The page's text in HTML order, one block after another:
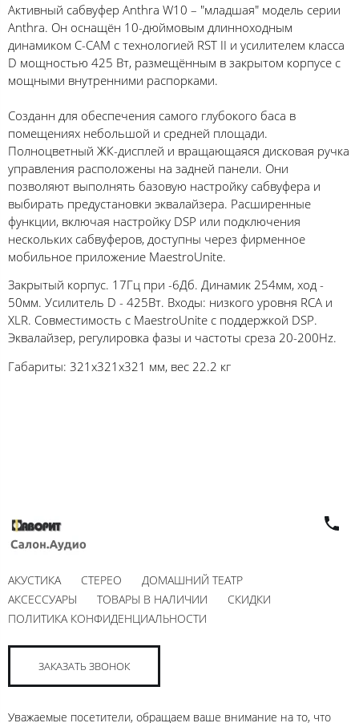
Активный сабвуфер Anthra W10 – "младшая" модель серии
Anthra. Он оснащён 10-дюймовым длинноходным
динамиком C-CAM с технологией RST II и усилителем класса
D мощностью 425 Вт, размещённым в закрытом корпусе с
мощными внутренними распорками.
Созданн для обеспечения самого глубокого баса в
помещениях небольшой и средней площади.
Полноцветный ЖК-дисплей и вращающаяся дисковая ручка
управления расположены на задней панели. Они
позволяют выполнять базовую настройку сабвуфера и
выбирать предустановки эквалайзера. Расширенные
функции, включая настройку DSP или подключения
нескольких сабвуферов, доступны через фирменное
мобильное приложение MaestroUnite.
Закрытый корпус. 17Гц при -6Дб. Динамик 254мм, ход -
50мм. Усилитель D - 425Вт. Входы: низкого уровня RCA и
XLR. Совместимость с MaestroUnite с поддержкой DSP.
Эквалайзер, регулировка фазы и частоты среза 20-200Hz.
Габариты: 321х321х321 мм, вес 22.2 кг
АКУСТИКА СТЕРЕО
ДОМАШНИЙ ТЕАТР
АКСЕССУАРЫ
ТОВАРЫ В НАЛИЧИИ
СКИДКИ
ПОЛИТИКА КОНФИДЕНЦИАЛЬНОСТИ
ЗАКАЗАТЬ ЗВОНОК
Уважаемые посетители, обращаем ваше внимание на то, что